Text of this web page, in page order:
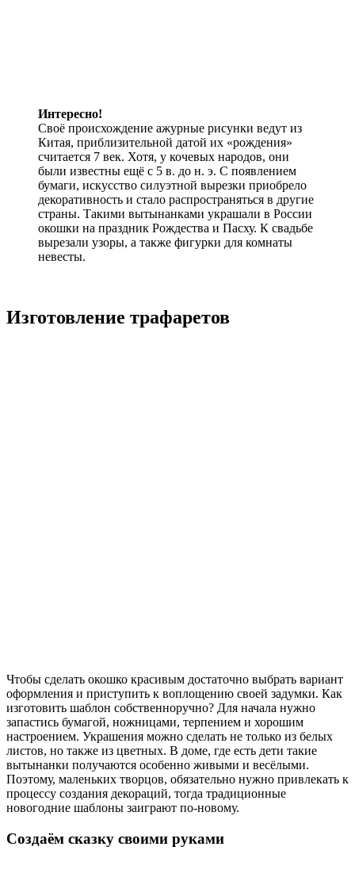
Интересно!
Своё происхождение ажурные рисунки ведут из
Китая, приблизительной датой их «рождения»
считается 7 век. Хотя, у кочевых народов, они
были известны ещё с 5 в. до н. э. С появлением
бумаги, искусство силуэтной вырезки приобрело
декоративность и стало распространяться в другие
страны. Такими вытынанками украшали в России
окошки на праздник Рождества и Пасху. К свадьбе
вырезали узоры, а также фигурки для комнаты
невесты.
Изготовление трафаретов
Чтобы сделать окошко красивым достаточно выбрать вариант
оформления и приступить к воплощению своей задумки. Как
изготовить шаблон собственноручно? Для начала нужно
запастись бумагой, ножницами, терпением и хорошим
настроением. Украшения можно сделать не только из белых
листов, но также из цветных. В доме, где есть дети такие
вытынанки получаются особенно живыми и весёлыми.
Поэтому, маленьких творцов, обязательно нужно привлекать к
процессу создания декораций, тогда традиционные
новогодние шаблоны заиграют по-новому.
Создаём сказку своими руками